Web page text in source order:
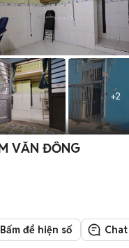
+2
VĂN ĐỒNG
để hiện số Chat